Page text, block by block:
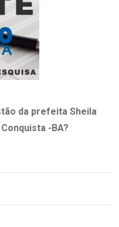
da prefeita Sheila
-BA?